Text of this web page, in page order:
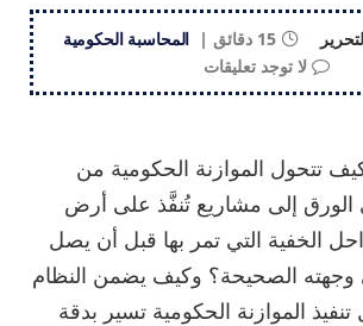
15 دقائق
المحاسبة الحكومية
لا توجد تعليقات
تتحول الموازنة الحكومية من
إلى مشاريع تُنفَّذ على أرض
الخفية التي تمر بها قبل أن يصل
وجهته الصحيحة؟ وكيف يضمن النظام
الموازنة الحكومية تسير بدقة